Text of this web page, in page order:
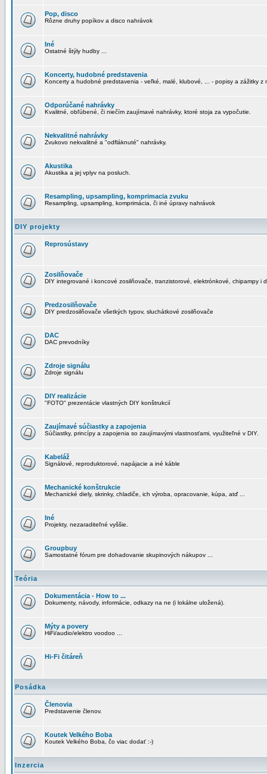
Pop, disco
Rôzne druhy popíkov a disco nahrávok
Iné
Ostatné štýly hudby ...
Koncerty, hudobné predstavenia
Koncerty a hudobné predstavenia - veľké, malé, klubové, ... - popisy a zážitky z
Odporúčané nahrávky
Kvalitné, obľúbené, či niečím zaujímavé nahrávky, ktoré stoja za vypočutie.
Nekvalitné nahrávky
Zvukovo nekvalitné a "odfláknuté" nahrávky.
Akustika
Akustika a jej vplyv na posluch.
Resampling, upsampling, komprimacia zvuku
Resampling, upsampling, komprimácia, či iné úpravy nahrávok
DIY projekty
Reprosústavy
Zosilňovače
DIY integrované i koncové zosilňovače, tranzistorové, elektrónkové, chipampy i
Predzosilňovače
DIY predzosilňovače všetkých typov, sluchátkové zosilňovače
DAC
DAC prevodníky
Zdroje signálu
Zdroje signálu
DIY realizácie
"FOTO" prezentácie vlastných DIY konštrukcií
Zaujímavé súčiastky a zapojenia
Súčiastky, princípy a zapojenia so zaujímavými vlastnosťami, využiteľné v DIY.
Kabeláž
Signálové, reproduktorové, napájacie a iné káble
Mechanické konštrukcie
Mechanické diely, skrinky, chladiče, ich výroba, opracovanie, kúpa, atď ...
Iné
Projekty, nezaraditeľné vyššie.
Groupbuy
Samostatné fórum pre dohadovanie skupinových nákupov ...
Teória
Dokumentácia - How to ...
Dokumenty, návody, informácie, odkazy na ne (i lokálne uložená).
Mýty a povery
HiFi/audio/elektro voodoo ...
Hi-Fi čitáreň
Posádka
Členovia
Predstavenie členov.
Koutek Velkého Boba
Koutek Velkého Boba, čo viac dodať :-)
Inzercia